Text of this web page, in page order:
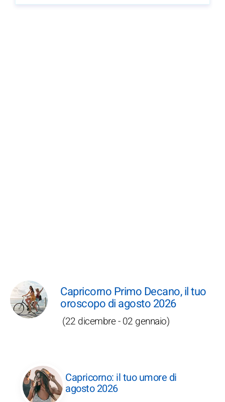
Capricorno Primo Decano, il tuo
oroscopo di agosto 2026
(22 dicembre - 02 gennaio)
Capricorno: il tuo umore di
agosto 2026